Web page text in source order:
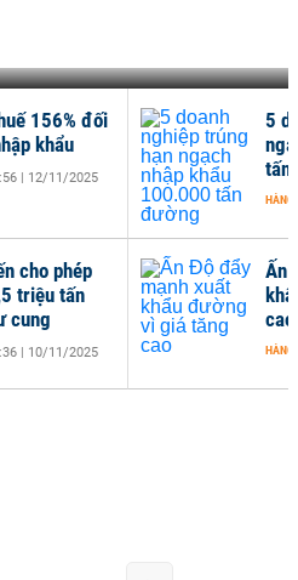
Ấn
cao
HÀNG
156% đối
khẩu
| 12/11/2025
cho phép
triệu tấn
cung
| 10/11/2025
5
tấn
HÀNG